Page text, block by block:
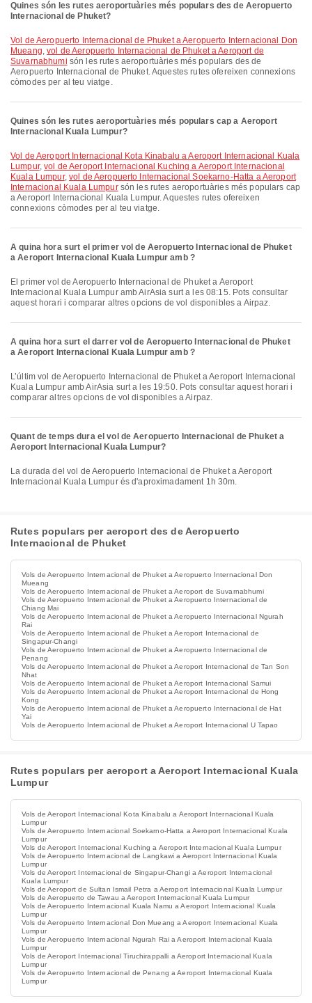
Quines són les rutes aeroportuàries més populars des de Aeropuerto
Internacional de Phuket?
vol de Aeropuerto Internacional de Phuket a Aeropuerto Internacional Don
Mueang,vol de Aeropuerto Internacional de Phuket a Aeroport de
Suvarnabhumi són les rutes aeroportuàries més populars des de
Aeropuerto Internacional de Phuket. Aquestes rutes ofereixen connexions
còmodes per al teu viatge.
Quines són les rutes aeroportuàries més populars cap a Aeroport
Internacional Kuala Lumpur?
vol de Aeroport Internacional Kota Kinabalu a Aeroport Internacional Kuala
Lumpur,vol de Aeroport Internacional Kuching a Aeroport Internacional
Kuala Lumpur, vol de Aeropuerto Internacional Soekarno-Hatta a Aeroport
Internacional Kuala Lumpursón les rutes aeroportuàries més populars cap
a Aeroport Internacional Kuala Lumpur. Aquestes rutes ofereixen
connexions còmodes per al teu viatge.
A quina hora surt el primer vol de Aeropuerto Internacional de Phuket
a Aeroport Internacional Kuala Lumpur amb ?
El primer vol de Aeropuerto Internacional de Phuket a Aeroport
Internacional Kuala Lumpur amb AirAsia surt a les 08:15. Pots consultar
aquest horari i comparar altres opcions de vol disponibles a Airpaz.
A quina hora surt el darrer vol de Aeropuerto Internacional de Phuket
a Aeroport Internacional Kuala Lumpur amb ?
L’últim vol de Aeropuerto Internacional de Phuket a Aeroport Internacional
Kuala Lumpur amb AirAsia surt a les 19:50. Pots consultar aquest horari i
comparar altres opcions de vol disponibles a Airpaz.
Quant de temps dura el vol de Aeropuerto Internacional de Phuket a
Aeroport Internacional Kuala Lumpur?
La durada del vol de Aeropuerto Internacional de Phuket a Aeroport
Internacional Kuala Lumpur és d'aproximadament 1h 30m.
Rutes populars per aeroport des de Aeropuerto
Internacional de Phuket
Vols de Aeropuerto Internacional de Phuket a Aeropuerto Internacional Don
Mueang
Vols de Aeropuerto Internacional de Phuket a Aeroport de Suvarnabhumi
Vols de Aeropuerto Internacional de Phuket a Aeropuerto Internacional de
Chiang Mai
Vols de Aeropuerto Internacional de Phuket a Aeropuerto Internacional Ngurah
Rai
Vols de Aeropuerto Internacional de Phuket a Aeroport Internacional de
Singapur-Changi
Vols de Aeropuerto Internacional de Phuket a Aeropuerto Internacional de
Penang
Vols de Aeropuerto Internacional de Phuket a Aeroport Internacional de Tan Son
Nhat
Vols de Aeropuerto Internacional de Phuket a Aeroport Internacional Samui
Vols de Aeropuerto Internacional de Phuket a Aeroport Internacional de Hong
Kong
Vols de Aeropuerto Internacional de Phuket a Aeropuerto Internacional de Hat
Yai
Vols de Aeropuerto Internacional de Phuket a Aeroport Internacional U Tapao
Rutes populars per aeroport a Aeroport Internacional Kuala
Lumpur
Vols de Aeroport Internacional Kota Kinabalu a Aeroport Internacional Kuala
Lumpur
Vols de Aeropuerto Internacional Soekarno-Hatta a Aeroport Internacional Kuala
Lumpur
Vols de Aeroport Internacional Kuching a Aeroport Internacional Kuala Lumpur
Vols de Aeropuerto Internacional de Langkawi a Aeroport Internacional Kuala
Lumpur
Vols de Aeroport Internacional de Singapur-Changi a Aeroport Internacional
Kuala Lumpur
Vols de Aeroport de Sultan Ismail Petra a Aeroport Internacional Kuala Lumpur
Vols de Aeropuerto de Tawau a Aeroport Internacional Kuala Lumpur
Vols de Aeropuerto Internacional Kuala Namu a Aeroport Internacional Kuala
Lumpur
Vols de Aeropuerto Internacional Don Mueang a Aeroport Internacional Kuala
Lumpur
Vols de Aeropuerto Internacional Ngurah Rai a Aeroport Internacional Kuala
Lumpur
Vols de Aeroport Internacional Tiruchirappalli a Aeroport Internacional Kuala
Lumpur
Vols de Aeropuerto Internacional de Penang a Aeroport Internacional Kuala
Lumpur